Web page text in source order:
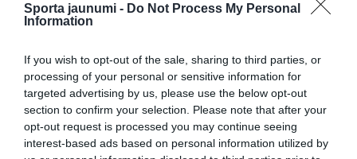
Sporta jaunumi - Do Not Process My Personal
Information
If you wish to opt-out of the sale, sharing to third parties, or
processing of your personal or sensitive information for
targeted advertising by us, please use the below opt-out
section to confirm your selection. Please note that after your
opt-out request is processed you may continue seeing
interest-based ads based on personal information utilized by
CITS NO ŠĪS TĒMAS
Lai ilgi un laimīgi! Elīza Tīruma
apprecējusies, mainījusi uzvārdu un
žilbina ar kāzu fotogrāfijām